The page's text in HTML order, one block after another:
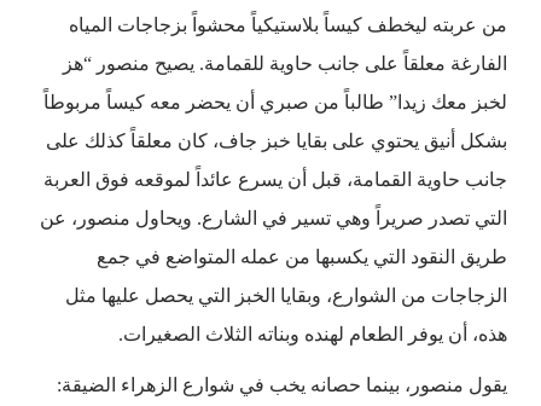
من عربته ليخطف كيساً بلاستيكياً محشواً بزجاجات المياه
الفارغة معلقاً على جانب حاوية للقمامة. يصيح منصور “هز
لخبز معك زيدا” طالباً من صبري أن يحضر معه كيساً مربوطاً
بشكل أنيق يحتوي على بقايا خبز جاف، كان معلقاً كذلك على
جانب حاوية القمامة، قبل أن يسرع عائداً لموقعه فوق العربة
التي تصدر صريراً وهي تسير في الشارع. ويحاول منصور، عن
طريق النقود التي يكسبها من عمله المتواضع في جمع
الزجاجات من الشوارع، وبقايا الخبز التي يحصل عليها مثل
هذه، أن يوفر الطعام لهنده وبناته الثلاث الصغيرات.
يقول منصور، بينما حصانه يخب في شوارع الزهراء الضيقة: